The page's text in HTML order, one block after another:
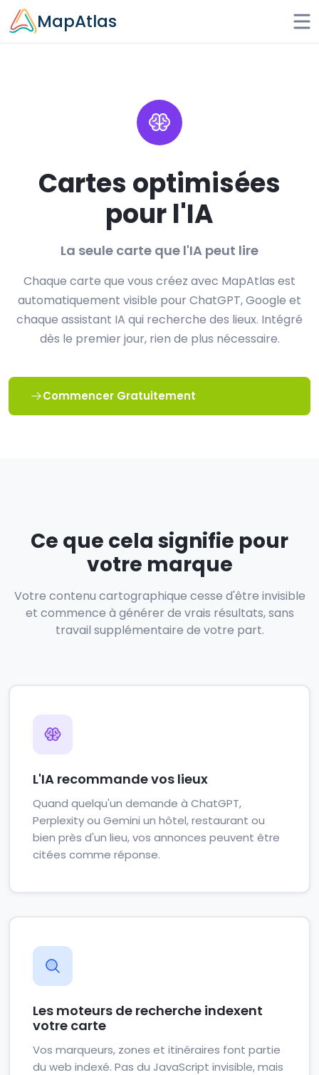
Skip to main content
MapAtlas
Cartes optimisées
pour l'IA
La seule carte que l'IA peut lire
Chaque carte que vous créez avec MapAtlas est
automatiquement visible pour ChatGPT, Google et
chaque assistant IA qui recherche des lieux. Intégré
dès le premier jour, rien de plus nécessaire.
Commencer Gratuitement
Ce que cela signifie pour
votre marque
Votre contenu cartographique cesse d'être invisible
et commence à générer de vrais résultats, sans
travail supplémentaire de votre part.
L'IA recommande vos lieux
Quand quelqu'un demande à ChatGPT,
Perplexity ou Gemini un hôtel, restaurant ou
bien près d'un lieu, vos annonces peuvent être
citées comme réponse.
Les moteurs de recherche indexent
votre carte
Vos marqueurs, zones et itinéraires font partie
du web indexé. Pas du JavaScript invisible, mais